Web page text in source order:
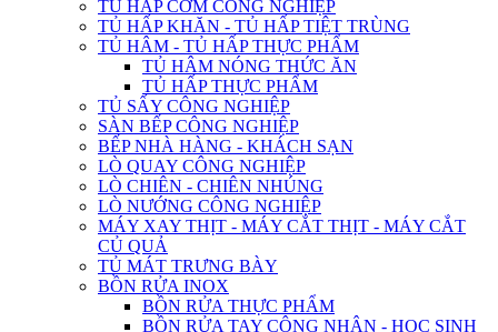
TỦ HẤP CƠM CÔNG NGHIỆP
TỦ HẤP KHĂN - TỦ HẤP TIỆT TRÙNG
TỦ HÂM - TỦ HẤP THỰC PHẨM
TỦ HÂM NÓNG THỨC ĂN
TỦ HẤP THỰC PHẨM
TỦ SẤY CÔNG NGHIỆP
SÀN BẾP CÔNG NGHIỆP
BẾP NHÀ HÀNG - KHÁCH SẠN
LÒ QUAY CÔNG NGHIỆP
LÒ CHIÊN - CHIÊN NHÚNG
LÒ NƯỚNG CÔNG NGHIỆP
MÁY XAY THỊT - MÁY CẮT THỊT - MÁY CẮT
CỦ QUẢ
TỦ MÁT TRƯNG BÀY
BỒN RỬA INOX
BỒN RỬA THỰC PHẨM
BỒN RỬA TAY CÔNG NHÂN - HỌC SINH